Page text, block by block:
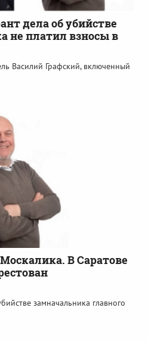
дела об убийстве
не платил взносы в
Василий Графский, включенный
В Саратове
замначальника главного